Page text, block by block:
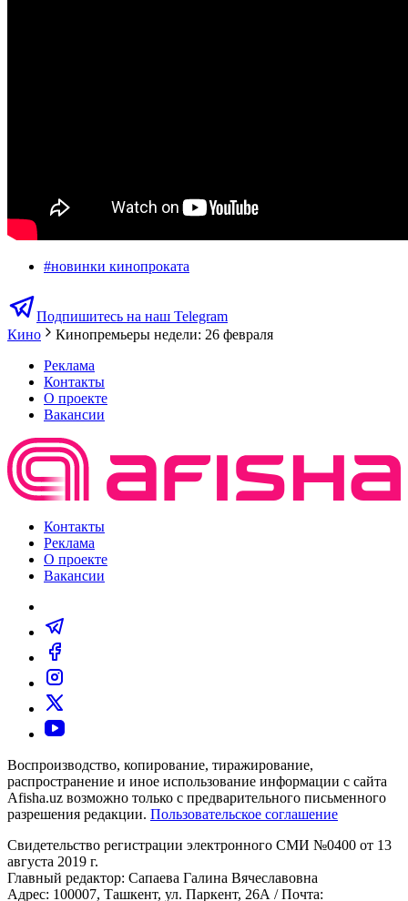
#новинки кинопроката
Подпишитесь на наш Telegram
Кино
Кинопремьеры недели: 26 февраля
Реклама
Контакты
О проекте
Вакансии
Контакты
Реклама
О проекте
Вакансии
Воспроизводство, копирование, тиражирование,
распространение и иное использование информации с сайта
Afisha.uz возможно только с предварительного письменного
разрешения редакции. Пользовательское соглашение
Свидетельство регистрации электронного СМИ №0400 от 13
августа 2019 г.
Главный редактор: Сапаева Галина Вячеславовна
Адрес: 100007, Ташкент, ул. Паркент, 26А / Почта: